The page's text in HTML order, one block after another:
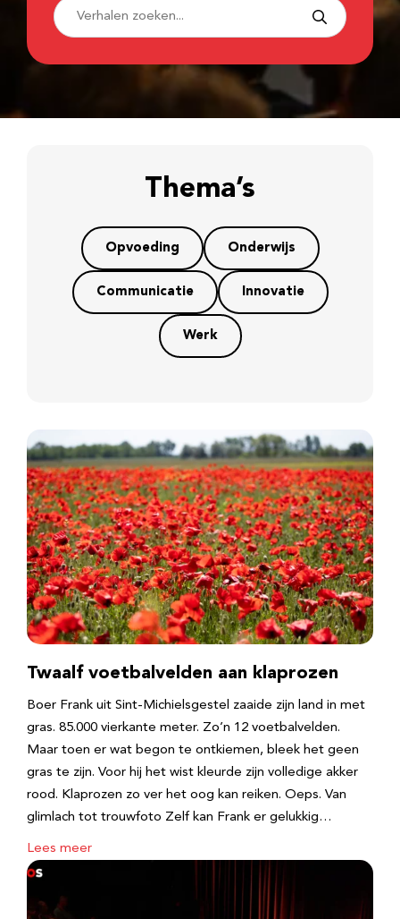
Thema’s
Opvoeding Onderwijs
Communicatie Innovatie
Werk
Twaalf voetbalvelden aan klaprozen
Boer Frank uit Sint-Michielsgestel zaaide zijn land in met
gras. 85.000 vierkante meter. Zo’n 12 voetbalvelden.
Maar toen er wat begon te ontkiemen, bleek het geen
gras te zijn. Voor hij het wist kleurde zijn volledige akker
rood. Klaprozen zo ver het oog kan reiken. Oeps. Van
glimlach tot trouwfoto Zelf kan Frank er gelukkig…
Lees meer